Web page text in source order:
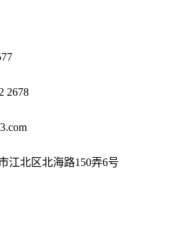
2678
江北区北海路150弄6号